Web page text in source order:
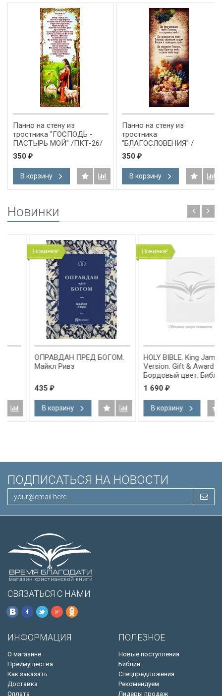
Панно на стену из
тростника "ГОСПОДЬ -
ПАСТЫРЬ МОЙ" /ПКТ-26/
350 ₽
В корзину
Панно на стену из
тростника
"БЛАГОСЛОВЕНИЯ" /
ПКТ-08/
350 ₽
В корзину
Новинки
Новинка!
ОПРАВДАН ПРЕД БОГОМ.
Майкл Ривз
В корзину
Новинка!
HOLY BIBLE. King James
Version. Gift & Award Bible.
Бордовый цвет. Библия
Короля Иакова на
английском языке.
Словарь, карты, закладка,
подарочная вкладка, слова
Иисуса выделены красным
1 690₽
В корзину
ПОДПИСАТЬСЯ НА НОВОСТИ
СВЯЗАТЬСЯ С НАМИ
ИНФОРМАЦИЯ
О магазине
Преимущества
Как заказать
Доставка
Оплата
ПОЛЕЗНОЕ
Новые поступления
Библии
Спецпредложения
Рекомендуем
Лидеры продаж